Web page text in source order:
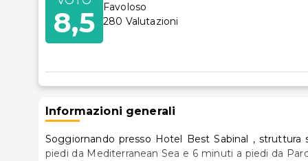
8,5
Favoloso
280 Valutazioni
Informazioni generali
Soggiornando presso Hotel Best Sabinal ,
piedi da Mediterranean Sea e 6 minuti a piedi da Parco giochi Castor Park.